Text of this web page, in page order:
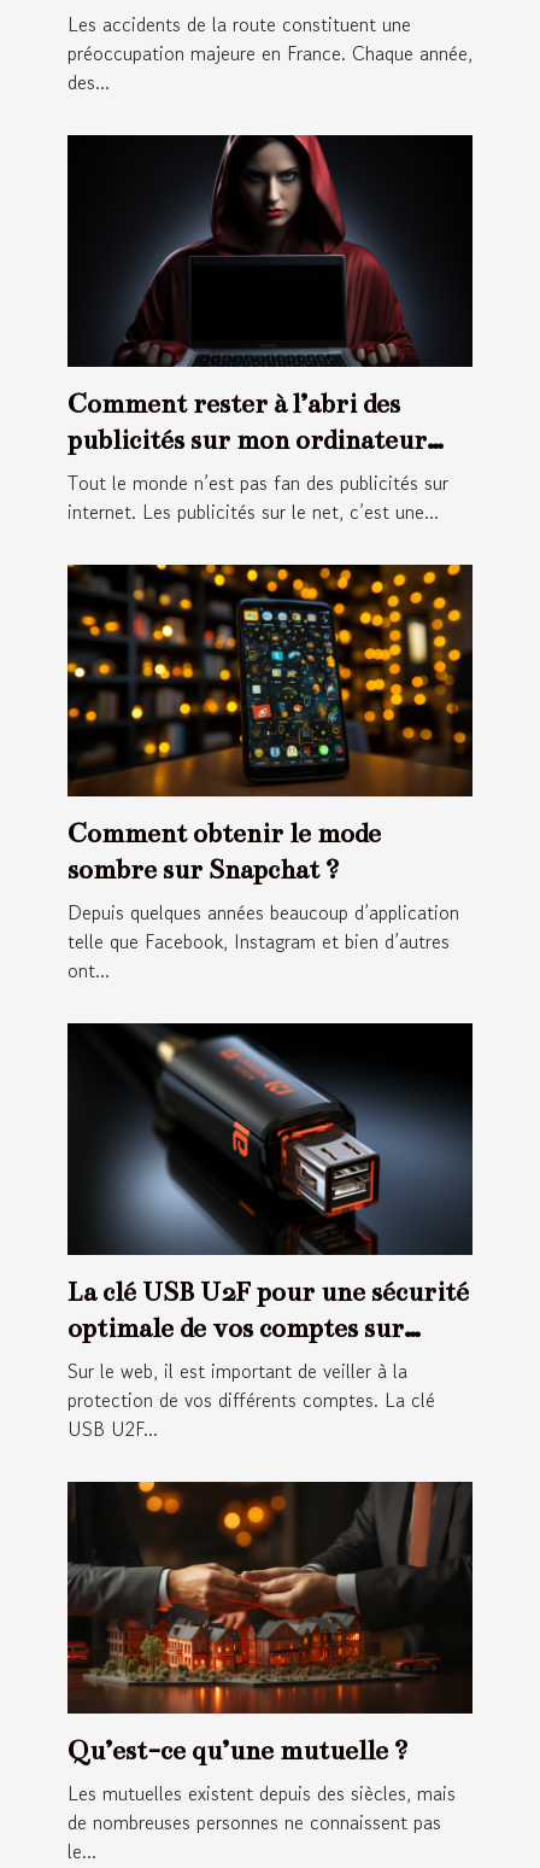
Les accidents de la route constituent une
préoccupation majeure en France. Chaque année,
des...
Comment rester à l’abri des
publicités sur mon ordinateur
portable ?
Tout le monde n’est pas fan des publicités sur
internet. Les publicités sur le net, c’est une...
Comment obtenir le mode
sombre sur Snapchat ?
Depuis quelques années beaucoup d’application
telle que Facebook, Instagram et bien d’autres
ont...
La clé USB U2F pour une sécurité
optimale de vos comptes sur
internet
Sur le web, il est important de veiller à la
protection de vos différents comptes. La clé
USB U2F...
Qu’est-ce qu’une mutuelle ?
Les mutuelles existent depuis des siècles, mais
de nombreuses personnes ne connaissent pas
le...